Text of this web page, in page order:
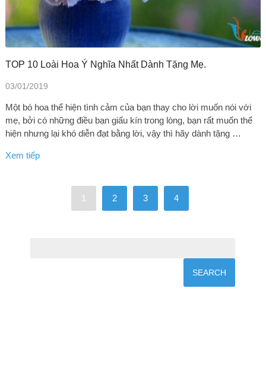
TOP 10 Loài Hoa Ý Nghĩa Nhất Dành Tặng Mẹ.
03/01/2019
Một bó hoa thể hiện tình cảm của bạn thay cho lời muốn nói với
mẹ, bởi có những điều bạn giấu kín trong lòng, bạn rất muốn thể
hiện nhưng lại khó diễn đạt bằng lời, vậy thì hãy dành tặng …
Xem tiếp
1 2 3 4